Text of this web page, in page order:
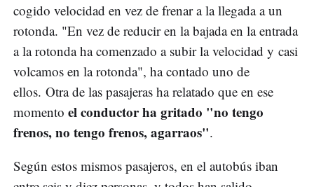
cogido velocidad en vez de frenar a la llegada a un
rotonda. "En vez de reducir en la bajada en la entrada
a la rotonda ha comenzado a subir la velocidad y casi
volcamos en la rotonda", ha contado uno de
ellos. Otra de las pasajeras ha relatado que en ese
momento el conductor ha gritado "no tengo
frenos, no tengo frenos, agarraos".
Según estos mismos pasajeros, en el autobús iban